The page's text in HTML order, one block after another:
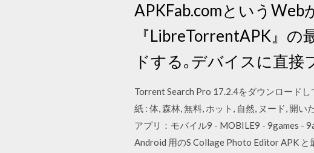
APKFab.comという
『LibreTorrentAPK』
ドする｡デバイスに直接
Torrent Search Pro 17.2.4をダウンロード
紙 : 体, 森林, 無料, ホット, 自然, ヌード, 開
アプリ：モバイル9 - MOBILE9 - 9games -
Android 用のS Collage Photo Editor APK